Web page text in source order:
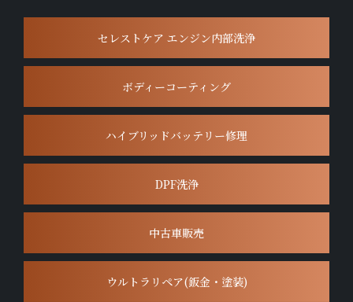
セレストケア エンジン内部洗浄
ボディーコーティング
ハイブリッドバッテリー修理
DPF洗浄
中古車販売
ウルトラリペア(鈑金・塗装)